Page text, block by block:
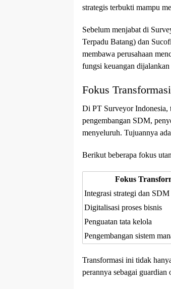
strategis terbukti mampu
Sebelum menjabat di
Terpadu Batang) dan
membawa perusahaan
fungsi keuangan
Fokus
Di PT Surveyor Indonesia,
pengembangan SDM,
menyeluruh. Tujuannya
Berikut beberapa fokus
Fokus
Integrasi strategi dan SDM
Digitalisasi proses bisnis
Penguatan tata kelola
Pengembangan sistem
Transformasi ini tidak
perannya sebagai guardian